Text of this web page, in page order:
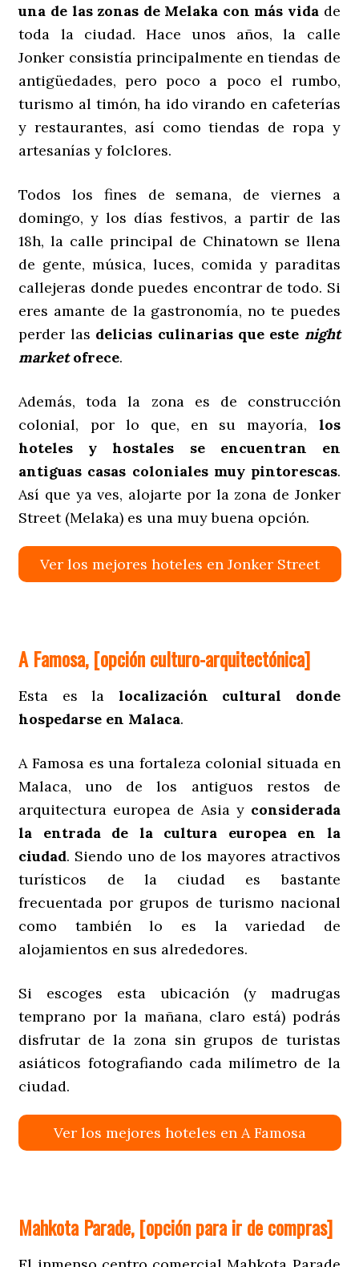
una de las zonas de Melaka con más vida de
toda la ciudad. Hace unos años, la calle
Jonker consistía principalmente en tiendas de
antigüedades, pero poco a poco el rumbo,
turismo al timón, ha ido virando en cafeterías
y restaurantes, así como tiendas de ropa y
artesanías y folclores.
Todos los fines de semana, de viernes a
domingo, y los días festivos, a partir de las
18h, la calle principal de Chinatown se llena
de gente, música, luces, comida y paraditas
callejeras donde puedes encontrar de todo. Si
eres amante de la gastronomía, no te puedes
perder las delicias culinarias que este night
marketofrece.
Además, toda la zona es de construcción
colonial, por lo que, en su mayoría, los
hoteles y hostales se encuentran en
antiguas casas coloniales muy pintorescas.
Así que ya ves, alojarte por la zona de Jonker
Street (Melaka) es una muy buena opción.
Ver los mejores hoteles en Jonker Street
A Famosa, [opciónculturo-arquitectónica]
Esta es la localización cultural donde
hospedarse en Malaca.
A Famosa es una fortaleza colonial situada en
Malaca, uno de los antiguos restos de
arquitectura europea de Asia y considerada
la entrada de la cultura europea en la
ciudad. Siendo uno de los mayores atractivos
turísticos de la ciudad es bastante
frecuentada por grupos de turismo nacional
como también lo es la variedad de
alojamientos en sus alrededores.
Si escoges esta ubicación (y madrugas
temprano por la mañana, claro está) podrás
disfrutar de la zona sin grupos de turistas
asiáticos fotografiando cada milímetro de la
ciudad.
Ver los mejores hoteles en A Famosa
Mahkota Parade, [opción para ir de compras]